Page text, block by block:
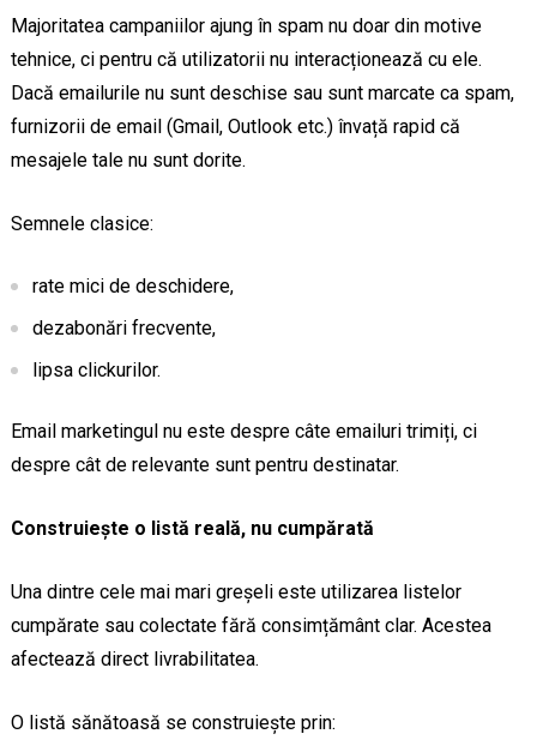
Majoritatea campaniilor ajung în spam nu doar din motive
tehnice, ci pentru că utilizatorii nu interacționează cu ele.
Dacă emailurile nu sunt deschise sau sunt marcate ca spam,
furnizorii de email (Gmail, Outlook etc.) învață rapid că
mesajele tale nu sunt dorite.
Semnele clasice:
rate mici de deschidere,
dezabonări frecvente,
lipsa clickurilor.
Email marketingul nu este despre câte emailuri trimiți, ci
despre cât de relevante sunt pentru destinatar.
Construiește o listă reală, nu cumpărată
Una dintre cele mai mari greșeli este utilizarea listelor
cumpărate sau colectate fără consimțământ clar. Acestea
afectează direct livrabilitatea.
O listă sănătoasă se construiește prin: